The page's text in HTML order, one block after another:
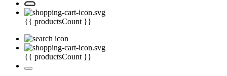
{{ productsCount }}
{{ productsCount }}